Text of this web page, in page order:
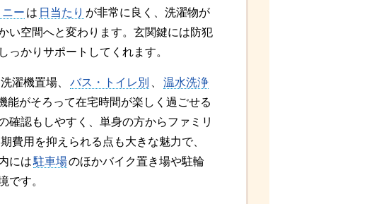
ー は 日当たり が非常に良く、洗濯物が
い空間へと変わります。玄関鍵には防犯
かりサポートしてくれます。
濯機置場、 バス・トイレ別
温水洗浄
能がそろって在宅時間が楽しく過ごせる
確認もしやすく、単身の方からファミリ
費用を抑えられる点も大きな魅力で、
には駐車場のほかバイク置き場や駐輪
です。